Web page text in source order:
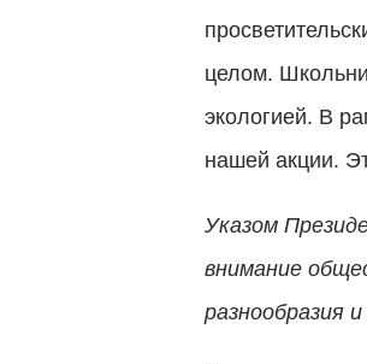
целом.
экологией. В
нашей акции.
Указом
внимание
разнообразия